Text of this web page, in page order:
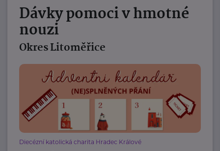
Dávky pomoci v hmotné
nouzi
Okres Litoměřice
Diecézní katolická charita Hradec Králové